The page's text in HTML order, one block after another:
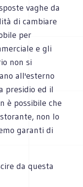
vaghe da
di cambiare
per
e gli
non si
all'esterno
presidio ed il
è possibile che
non lo
garanti di
da questa